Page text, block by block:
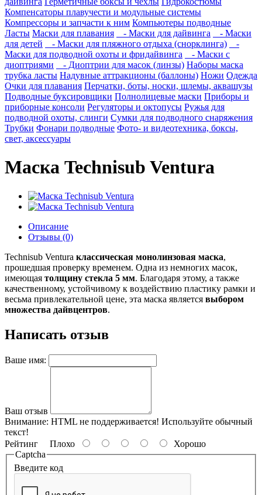
Компенсаторы плавучести и модульные системы
Компрессоры и запчасти к ним Компьютеры подводные
Ласты Маски для плавания - Маски для дайвинга
- Маски
для детей
- Маски для пляжного отдыха (снорклинга)
-
Маски для подводной охоты и фридайвинга
- Маски с
диоптриями
- Диоптрии для масок (линзы) Наборы маска
трубка ласты Надувные аттракционы (баллоны) Ножи Одежда
Очки для плавания Перчатки, боты, носки, шлемы, аквашузы
Подводные буксировщики Полнолицевые маски Приборы и
приборные консоли Регуляторы и октопусы Ружья для
подводной охоты, слинги Сумки для подводного снаряжения
Трубки Фонари подводные Фото- и видеотехника, боксы,
свет, аксессуары
Маска Technisub Ventura
Описание
Отзывы (0)
Technisub Ventura классическая монолинзовая маска,
прошедшая проверку временем. Одна из немногих масок,
имеющая толщину стекла 5 мм. Благодаря этому, а также
качественному, устойчивому к воздействию пластику рамки и
весьма привлекательной цене, эта маска является выбором
множества дайвцентров.
Написать отзыв
Ваше имя:
Ваш отзыв
Внимание: HTML не поддерживается! Используйте обычный
текст!
Рейтинг Плохо
Хорошо
Captcha
Введите код